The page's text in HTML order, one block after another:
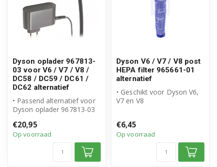
Dyson oplader 967813-
03 voor V6 / V7 / V8 /
DC58 / DC59 / DC61 /
DC62 alternatief
• Passend alternatief voor
Dyson oplader 967813-03
voor...
€20,95
Op voorraad
Dyson V6 / V7 / V8 post
HEPA filter 965661-01
alternatief
• Geschikt voor Dyson V6,
V7 en V8
• Post HEPA ...
€6,45
Op voorraad